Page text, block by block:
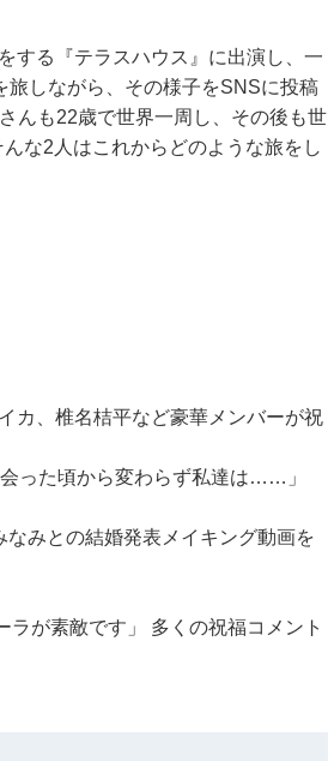
する『テラスハウス』に出演し、一
旅しながら、その様子をSNSに投稿
んも22歳で世界一周し、その後も世
な2人はこれからどのような旅をし
カ、椎名桔平など豪華メンバーが祝
った頃から変わらず私達は……」
みとの結婚発表メイキング動画を
が素敵です」 多くの祝福コメント